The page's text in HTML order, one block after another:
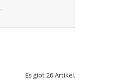
Es gibt 26 Artikel.